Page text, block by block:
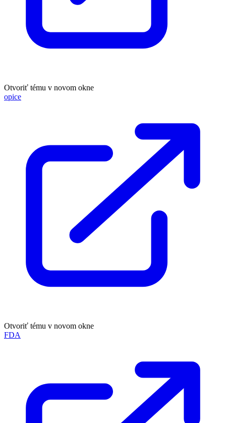
Otvoriť tému v novom okne
opice
Otvoriť tému v novom okne
FDA